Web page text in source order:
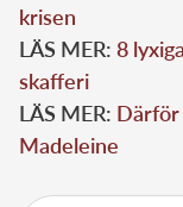
krisen
LÄS MER: 8
skafferi
LÄS MER: Därför
Madeleine